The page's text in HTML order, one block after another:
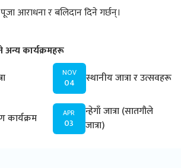
आराधना र बलिदान दिने गर्छन्।
अन्य कार्यक्रमहरू
NOV
04 स्थानीय जात्रा र उत्सवहरू
कार्यक्रम APR
03
न्हेगाँ जात्रा (सातगौले
जात्रा)